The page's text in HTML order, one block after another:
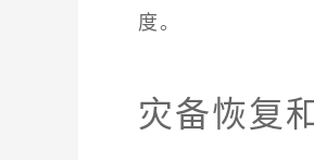
度。
灾备恢复